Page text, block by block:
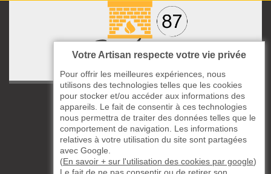
ccas le Bourg
87220 Boisseuil
05 33 06 14 49
06 37 57 44 80
Votre Artisan respecte votre vie privée
Pour offrir les meilleures expériences, nous
utilisons des technologies telles que les cookies
pour stocker et/ou accéder aux informations des
appareils. Le fait de consentir à ces technologies
nous permettra de traiter des données telles que le
comportement de navigation. Les informations
relatives à votre utilisation du site sont partagées
avec Google.
(En savoir + sur l'utilisation des cookies par google)